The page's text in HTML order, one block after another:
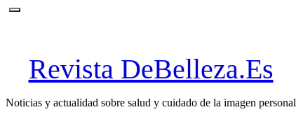
Revista DeBelleza.Es
Noticias y actualidad sobre salud y cuidado de la imagen personal